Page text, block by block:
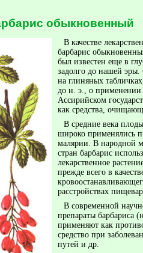
обыкновенный
В качестве
барбарис
был известен еще в
задолго до нашей эры.
на глиняных
до н. э., о применении
Ассирийском
как средства,
В средние века
широко применялись
малярии. В народной
стран барбарис
лекарственное
прежде всего в
расстройствах
В современной
препараты барбариса
применяют как
средство при
путей и др.